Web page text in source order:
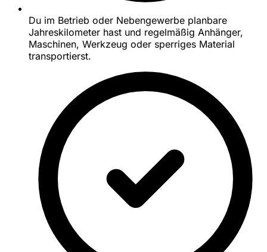
Du im Betrieb oder Nebengewerbe planbare
Jahreskilometer hast und regelmäßig Anhänger,
Maschinen, Werkzeug oder sperriges Material
transportierst.